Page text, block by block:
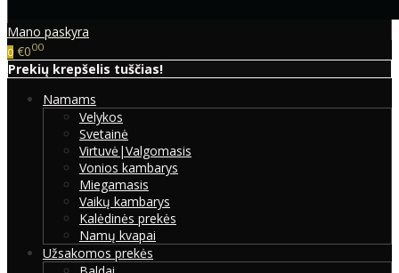
Mano paskyra
0 €000
Prekių krepšelis tuščias!
Namams
Velykos
Svetainė
Virtuvė|Valgomasis
Vonios kambarys
Miegamasis
Vaikų kambarys
Kalėdinės prekės
Namų kvapai
Užsakomos prekės